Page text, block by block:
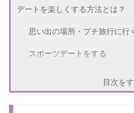
デートを楽しくする方法とは？
思い出の場所・プチ旅行に行く
スポーツデートをする
目次を